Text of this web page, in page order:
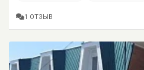
1 ОТЗЫВ